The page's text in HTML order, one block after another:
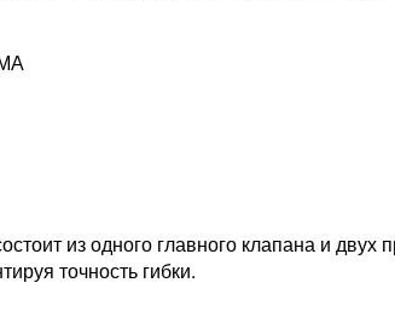
из одного главного клапана и
точность гибки.